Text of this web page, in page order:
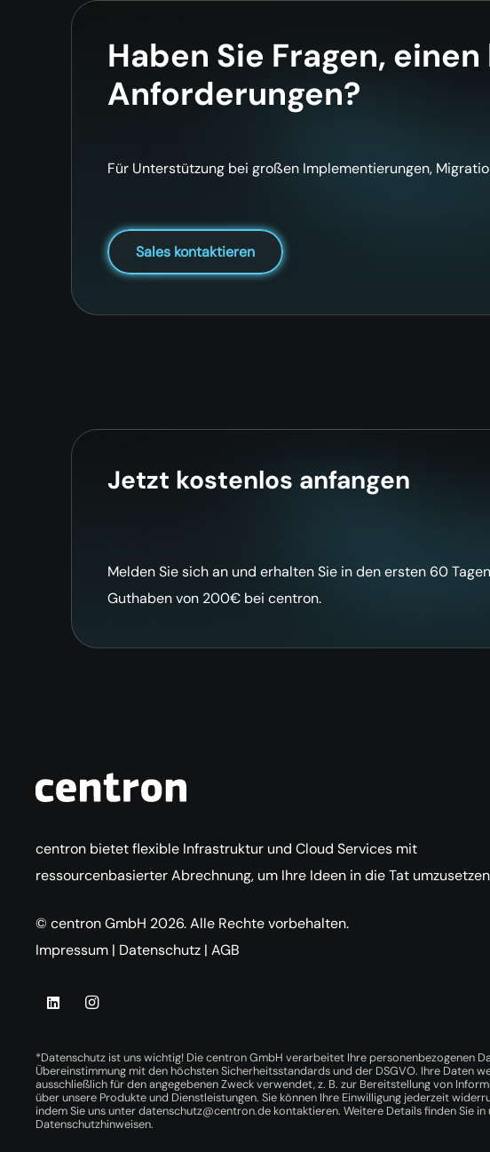
Haben Sie Fragen,
Anforderungen?
Für Unterstützung bei großen Implementierungen,
Sales kontaktieren
Jetzt kostenlos anfangen
Melden Sie sich an und erhalten Sie in den ersten 60
Guthaben von 200€ bei centron.
centron bietet flexible Infrastruktur und Cloud Services mit
ressourcenbasierter Abrechnung, um Ihre Ideen in die Tat
© centron GmbH 2026. Alle Rechte vorbehalten.
Impressum | Datenschutz | AGB
*Datenschutz ist uns wichtig! Die centron GmbH verarbeitet Ihre personenbezogenen
Übereinstimmung mit den höchsten Sicherheitsstandards und der DSGVO. Ihre Daten
ausschließlich für den angegebenen Zweck verwendet, z. B. zur Bereitstellung von
über unsere Produkte und Dienstleistungen. Sie können Ihre Einwilligung jederzeit
indem Sie uns unterdatenschutz@centron.de kontaktieren. Weitere Details finden Sie in
Datenschutzhinweisen.